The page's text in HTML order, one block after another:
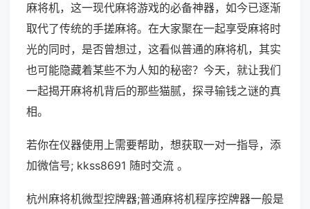
麻将机，这一现代麻将游戏的必备神器，如今已逐渐
取代了传统的手搓麻将。在大家聚在一起享受麻将时
光的同时，是否曾想过，这看似普通的麻将机，其实
也可能隐藏着某些不为人知的秘密？今天，就让我们
一起揭开麻将机背后的那些猫腻，探寻输钱之谜的真
相。
若你在仪器使用上需要帮助，想获取一对一指导，添
加微信号; kkss8691 随时交流 。
杭州麻将机微型控牌器;普通麻将机程序控牌器一般是